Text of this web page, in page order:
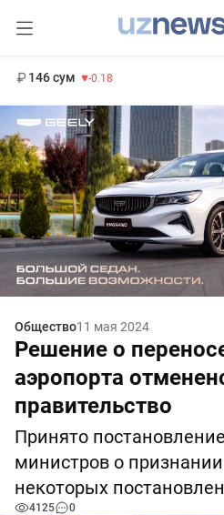
146 сум -0.18
Общество11 мая 2024
Решение о
аэропорта
правительство
Принято
министров о
некоторых
4125 0